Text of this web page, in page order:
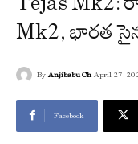
Mk2, భారత
By Anjibabu Ch April 27,
Facebook